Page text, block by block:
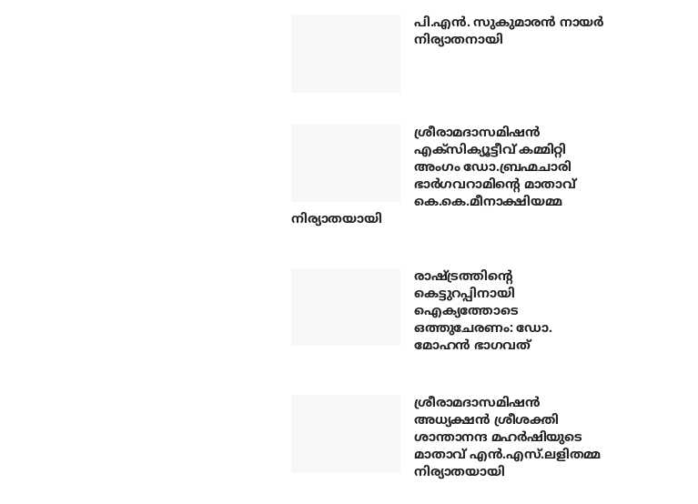
പി.എന്‍. സുകുമാരന്‍ നായര്‍
നിര്യാതനായി
ശ്രീരാമദാസമിഷന്‍
എക്‌സിക്യൂട്ടീവ് കമ്മിറ്റി
അംഗം ഡോ.ബ്രഹ്മചാരി
ഭാര്‍ഗവറാമിന്റെ മാതാവ്
കെ.കെ.മീനാക്ഷിയമ്മ
നിര്യാതയായി
രാഷ്ട്രത്തിന്റെ
കെട്ടുറപ്പിനായി
ഐക്യത്തോടെ
ഒത്തുചേരണം: ഡോ.
മോഹന്‍ ഭാഗവത്
ശ്രീരാമദാസമിഷന്‍
അധ്യക്ഷന്‍ ശ്രീശക്തി
ശാന്താനന്ദ മഹര്‍ഷിയുടെ
മാതാവ് എന്‍.എസ്.ലളിതമ്മ
നിര്യാതയായി